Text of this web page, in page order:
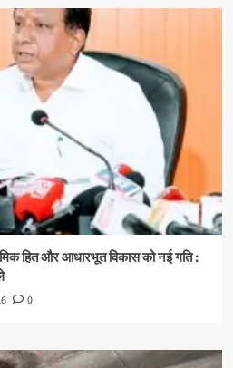
हित और आधारभूत विकास को नई गति :
0